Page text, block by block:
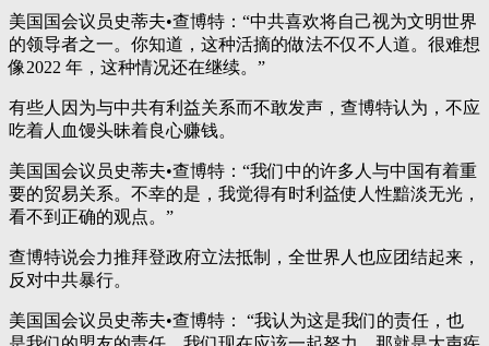
美国国会议员史蒂夫•查博特：“中共喜欢将自己视为文明世界
的领导者之一。你知道，这种活摘的做法不仅不人道。很难想
像2022 年，这种情况还在继续。”
有些人因为与中共有利益关系而不敢发声，查博特认为，不应
吃着人血馒头昧着良心赚钱。
美国国会议员史蒂夫•查博特：“我们中的许多人与中国有着重
要的贸易关系。不幸的是，我觉得有时利益使人性黯淡无光，
看不到正确的观点。”
查博特说会力推拜登政府立法抵制，全世界人也应团结起来，
反对中共暴行。
美国国会议员史蒂夫•查博特： “我认为这是我们的责任，也